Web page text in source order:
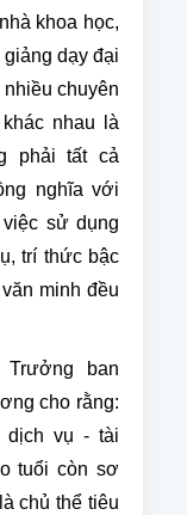
khoa học,
dạy đại
chuyên
nhau là
phải tất cả
nghĩa với
sử dụng
trí thức bậc
minh đều
Trưởng ban
cho rằng:
dịch vụ - tài
tuổi còn sơ
chủ thể tiêu